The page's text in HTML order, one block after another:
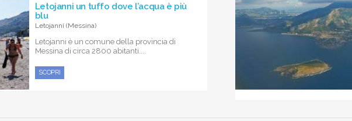
Letojanni un tuffo dove l’acqua è più
blu
Letojanni (Messina)
Letojanni è un comune della provincia di
Messina di circa 2800 abitanti....
SCOPRI